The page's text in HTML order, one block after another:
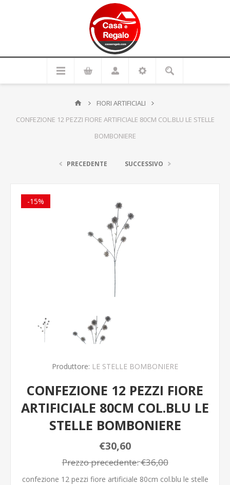
FIORI ARTIFICIALI
CONFEZIONE 12 PEZZI FIORE ARTIFICIALE 80CM COL.BLU LE STELLE
BOMBONIERE
PRECEDENTE SUCCESSIVO
-15%
Produttore: LE STELLE BOMBONIERE
CONFEZIONE 12 PEZZI FIORE
ARTIFICIALE 80CM COL.BLU LE
STELLE BOMBONIERE
€30,60
Prezzo precedente:€36,00
confezione 12 pezzi fiore artificiale 80cm col.blu le stelle